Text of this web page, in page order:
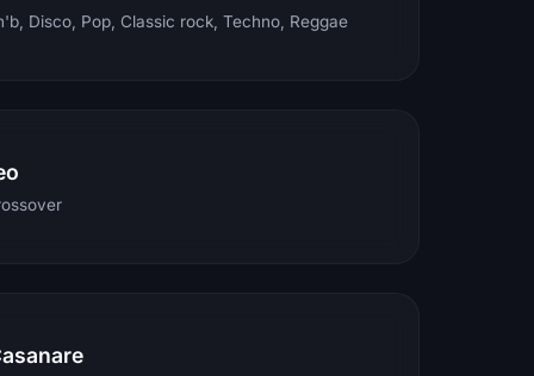
Disco, Pop, Classic rock, Techno, Reggae